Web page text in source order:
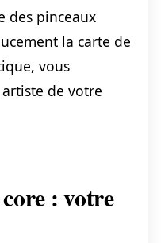
des pinceaux
la carte de
vous
de votre
: votre